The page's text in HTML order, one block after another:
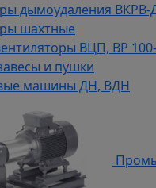
дымоудаления
шахтные
ВЦП, ВР
и пушки
машины ДН, ВДН